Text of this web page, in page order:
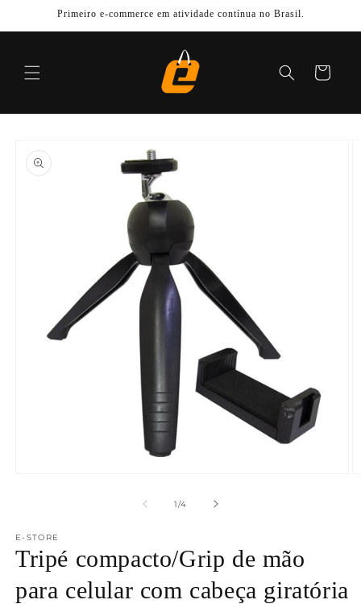
para o
conteúdo
Primeiro e-commerce em atividade contínua no Brasil.
Carrinho
informações
do produto
modal
1/de
4
E-STORE
Tripé compacto/Grip de mão
para celular com cabeça giratória